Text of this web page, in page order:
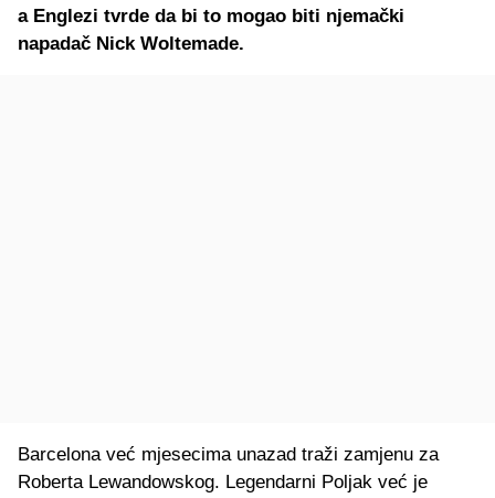
a Englezi tvrde da bi to mogao biti njemački
napadač Nick Woltemade.
Barcelona već mjesecima unazad traži zamjenu za
Roberta Lewandowskog. Legendarni Poljak već je